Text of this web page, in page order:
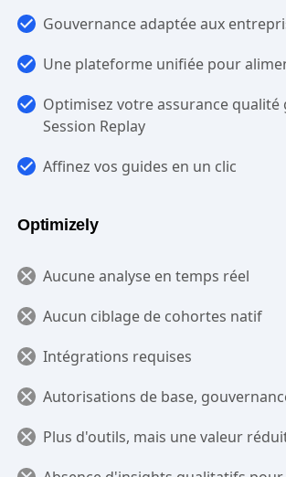
Gouvernance adaptée aux
Une plateforme unifiée pour
Optimisez votre assurance qualité
Session Replay
Affinez vos guides en un clic
Optimizely
Aucune analyse en temps réel
Aucun ciblage de cohortes natif
Intégrations requises
Autorisations de base,
Plus d'outils, mais une valeur